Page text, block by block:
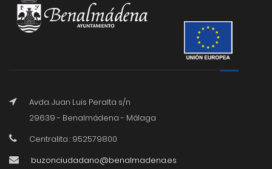
Avda. Juan Luis Peralta s/n
29639 - Benalmádena - Málaga
Centralita : 952579800
buzonciudadano@benalmadena.es